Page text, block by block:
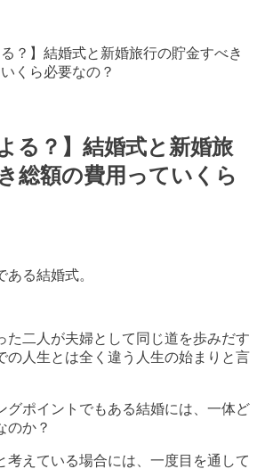
る？】結婚式と新婚旅行の貯金すべき
くら必要なの？
る？】結婚式と新婚旅
総額の費用っていくら
ある結婚式。
た二人が夫婦として同じ道を歩みだす
の人生とは全く違う人生の始まりと言
グポイントでもある結婚には、一体ど
のか？
考えている場合には、一度目を通して